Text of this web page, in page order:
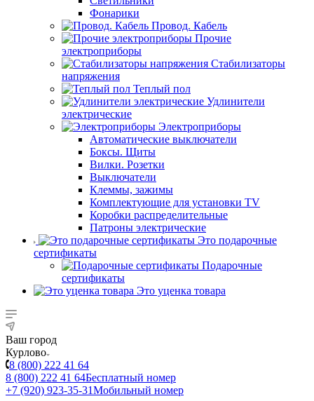
Фонарики
Провод. Кабель
Прочие
электроприборы
Стабилизаторы
напряжения
Теплый пол
Удлинители
электрические
Электроприборы
Автоматические выключатели
Боксы. Щиты
Вилки. Розетки
Выключатели
Клеммы, зажимы
Комплектующие для установки TV
Коробки распределительные
Патроны электрические
Это подарочные
сертификаты
Подарочные
сертификаты
Это уценка товара
Ваш город
Курлово
8 (800) 222 41 64
8 (800) 222 41 64Бесплатный номер
+7 (920) 923-35-31Мобильный номер